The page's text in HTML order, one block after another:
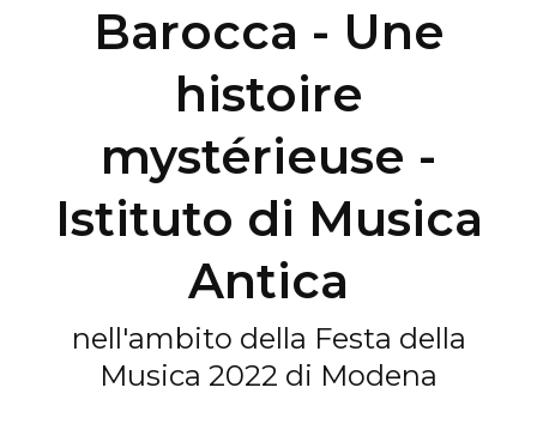
Barocca - Une
histoire
mystérieuse -
Istituto di Musica
Antica
nell'ambito della Festa della
Musica 2022 di Modena